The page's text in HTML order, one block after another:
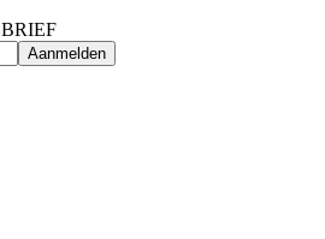
Aanmelden